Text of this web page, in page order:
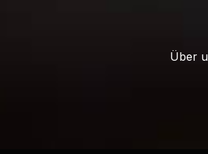
Über